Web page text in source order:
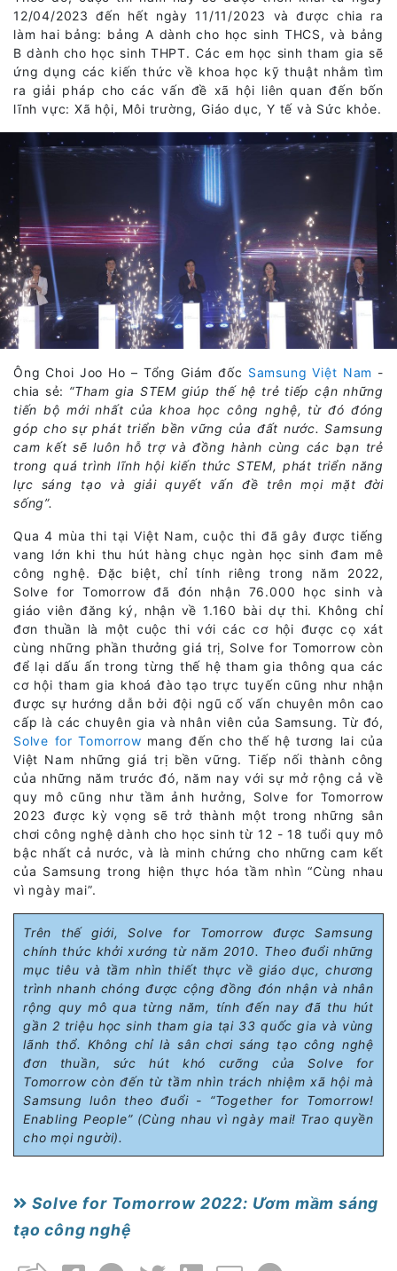
12/04/2023 đến hết ngày 11/11/2023 và được chia ra
làm hai bảng: bảng A dành cho học sinh THCS, và bảng
B dành cho học sinh THPT. Các em học sinh tham gia sẽ
ứng dụng các kiến thức về khoa học kỹ thuật nhằm tìm
ra giải pháp cho các vấn đề xã hội liên quan đến bốn
lĩnh vực: Xã hội, Môi trường, Giáo dục, Y tế và Sức khỏe.
Ông Choi Joo Ho – Tổng Giám đốc Samsung Việt Nam -
chia sẻ: “Tham gia STEM giúp thế hệ trẻ tiếp cận những
tiến bộ mới nhất của khoa học công nghệ, từ đó đóng
góp cho sự phát triển bền vững của đất nước. Samsung
cam kết sẽ luôn hỗ trợ và đồng hành cùng các bạn trẻ
trong quá trình lĩnh hội kiến thức STEM, phát triển năng
lực sáng tạo và giải quyết vấn đề trên mọi mặt đời
sống”.
Qua 4 mùa thi tại Việt Nam, cuộc thi đã gây được tiếng
vang lớn khi thu hút hàng chục ngàn học sinh đam mê
công nghệ. Đặc biệt, chỉ tính riêng trong năm 2022,
Solve for Tomorrow đã đón nhận 76.000 học sinh và
giáo viên đăng ký, nhận về 1.160 bài dự thi. Không chỉ
đơn thuần là một cuộc thi với các cơ hội được cọ xát
cùng những phần thưởng giá trị, Solve for Tomorrow còn
để lại dấu ấn trong từng thế hệ tham gia thông qua các
cơ hội tham gia khoá đào tạo trực tuyến cũng như nhận
được sự hướng dẫn bởi đội ngũ cố vấn chuyên môn cao
cấp là các chuyên gia và nhân viên của Samsung. Từ đó,
Solve for Tomorrow mang đến cho thế hệ tương lai của
Việt Nam những giá trị bền vững. Tiếp nối thành công
của những năm trước đó, năm nay với sự mở rộng cả về
quy mô cũng như tầm ảnh hưởng, Solve for Tomorrow
2023 được kỳ vọng sẽ trở thành một trong những sân
chơi công nghệ dành cho học sinh từ 12 - 18 tuổi quy mô
bậc nhất cả nước, và là minh chứng cho những cam kết
của Samsung trong hiện thực hóa tầm nhìn “Cùng nhau
vì ngày mai”.
Trên thế giới, Solve for Tomorrow được Samsung
chính thức khởi xướng từ năm 2010. Theo đuổi những
mục tiêu và tầm nhìn thiết thực về giáo dục, chương
trình nhanh chóng được cộng đồng đón nhận và nhân
rộng quy mô qua từng năm, tính đến nay đã thu hút
gần 2 triệu học sinh tham gia tại 33 quốc gia và vùng
lãnh thổ. Không chỉ là sân chơi sáng tạo công nghệ
đơn thuần, sức hút khó cưỡng của Solve for
Tomorrow còn đến từ tầm nhìn trách nhiệm xã hội mà
Samsung luôn theo đuổi - “Together for Tomorrow!
Enabling People” (Cùng nhau vì ngày mai! Trao quyền
cho mọi người).
Solve for Tomorrow 2022: Ươm mầm sáng
tạo công nghệ